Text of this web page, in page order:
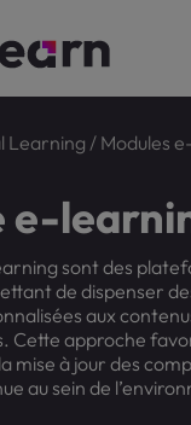
Learning / Modules
e-
sont des
de dispenser
aux
Cette approche
mise à jour des
au sein de